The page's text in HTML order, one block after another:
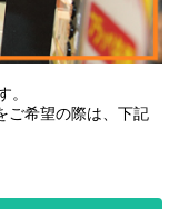
。
ご希望の際は、下記